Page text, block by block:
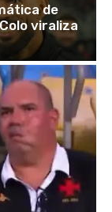
de
viraliza